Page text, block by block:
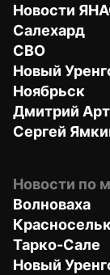
Новости
Салехард
СВО
Новый
Ноябрьск
Дмитрий
Сергей
Новости по
Волноваха
Тарко-Сале
Новый